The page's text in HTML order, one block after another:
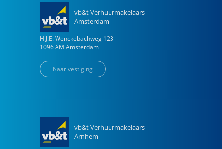
vb&t Verhuurmakelaars
Amsterdam
H.J.E. Wenckebachweg 123
1096 AM Amsterdam
Naar vestiging
vb&t Verhuurmakelaars
Arnhem